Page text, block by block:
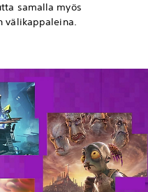
samalla myös
välikappaleina.